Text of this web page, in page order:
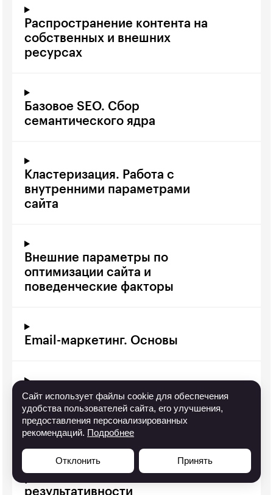
Распространение контента на
собственных и внешних
ресурсах
Базовое SEO. Сбор
семантического ядра
Кластеризация. Работа с
внутренними параметрами
сайта
Внешние параметры по
оптимизации сайта и
поведенческие факторы
Email-маркетинг. Основы
Email-маркетинг. Подготовка
контента к запуску рассылок
Email-маркетинг. Запуск
результативности
Сайт использует файлы cookie для обеспечения
удобства пользователей сайта, его улучшения,
предоставления персонализированных
рекомендаций. Подробнее
Отклонить Принять